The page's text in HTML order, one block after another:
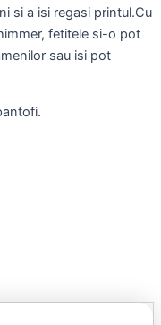
si a isi regasi printul.Cu
fetitele si-o pot
sau isi pot